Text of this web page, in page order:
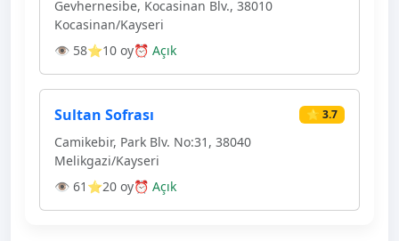
Gevhernesibe, Kocasinan Blv., 38010
Kocasinan/Kayseri
👁 58⭐10 oy⏰ Açık
Sultan Sofrası ⭐ 3.7
Camikebir, Park Blv. No:31, 38040
Melikgazi/Kayseri
👁 61 ⭐20 oy⏰ Açık